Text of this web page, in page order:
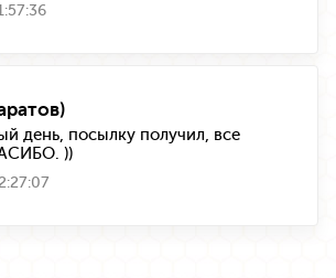
день, посылку получил, все
))